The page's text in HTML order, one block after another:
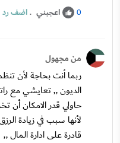
0 اعجبني .اضف رد
من مجهول
ربما أنت بحاجة لأن
الديون ,, تعايشي مع
حاولي قدر الامكان أن
لأنها سبب في زيادة
قادرة على ادارة المال ,,